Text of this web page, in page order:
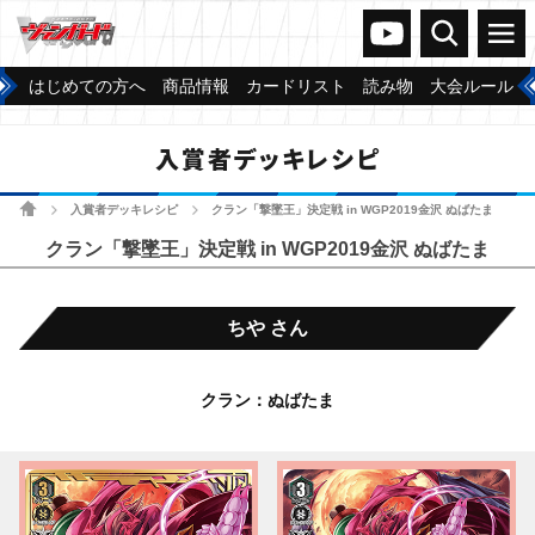
ヴァンガードch
検索 メニュー
はじめての方へ 商品情報 カードリスト 読み物 大会ルール
入賞者デッキレシピ
ホーム 入賞者デッキレシピ クラン「撃墜王」決定戦 in WGP2019金沢 ぬばたま
クラン「撃墜王」決定戦 in WGP2019金沢 ぬばたま
ちや さん
クラン：ぬばたま